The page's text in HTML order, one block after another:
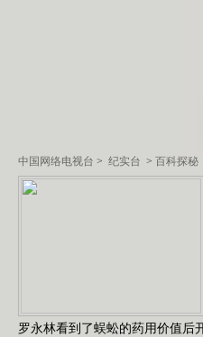
中国网络电视台 > 纪实台 > 百科探秘
罗永林看到了蜈蚣的药用价值后